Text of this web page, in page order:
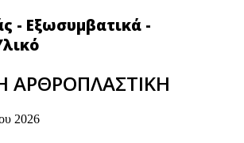
- Εξωσυμβατικά -
ΑΡΘΡΟΠΛΑΣΤΙΚΗ
2026